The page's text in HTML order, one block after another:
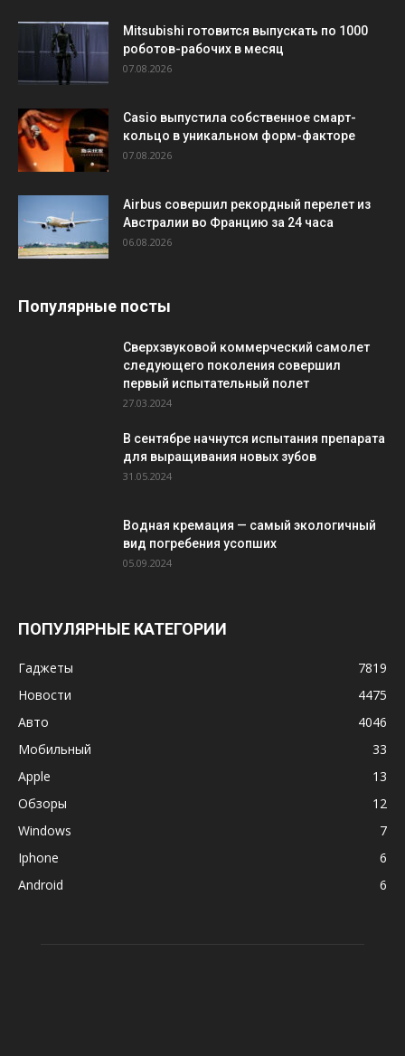
Mitsubishi готовится выпускать по 1000
роботов-рабочих в месяц
07.08.2026
Casio выпустила собственное смарт-
кольцо в уникальном форм-факторе
07.08.2026
Airbus совершил рекордный перелет из
Австралии во Францию за 24 часа
06.08.2026
Популярные посты
Сверхзвуковой коммерческий самолет
следующего поколения совершил
первый испытательный полет
27.03.2024
В сентябре начнутся испытания препарата
для выращивания новых зубов
31.05.2024
Водная кремация — самый экологичный
вид погребения усопших
05.09.2024
ПОПУЛЯРНЫЕ КАТЕГОРИИ
Гаджеты
7819
Новости
4475
Авто
4046
Мобильный
33
Apple
13
Обзоры
12
Windows
7
Iphone
6
Android
6